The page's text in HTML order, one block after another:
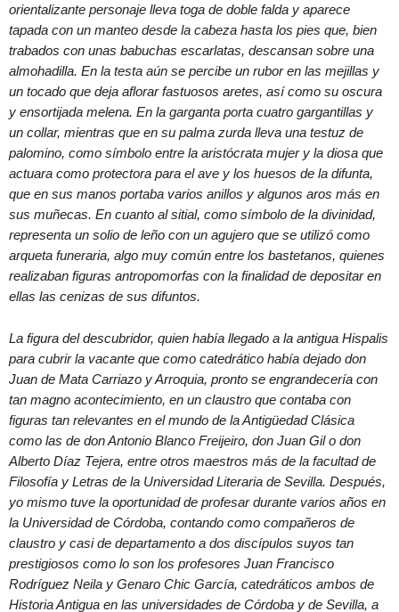
orientalizante personaje lleva toga de doble falda y aparece
tapada con un manteo desde la cabeza hasta los pies que, bien
trabados con unas babuchas escarlatas, descansan sobre una
almohadilla. En la testa aún se percibe un rubor en las mejillas y
un tocado que deja aflorar fastuosos aretes, así como su oscura
y ensortijada melena. En la garganta porta cuatro gargantillas y
un collar, mientras que en su palma zurda lleva una testuz de
palomino, como símbolo entre la aristócrata mujer y la diosa que
actuara como protectora para el ave y los huesos de la difunta,
que en sus manos portaba varios anillos y algunos aros más en
sus muñecas. En cuanto al sitial, como símbolo de la divinidad,
representa un solio de leño con un agujero que se utilizó como
arqueta funeraria, algo muy común entre los bastetanos, quienes
realizaban figuras antropomorfas con la finalidad de depositar en
ellas las cenizas de sus difuntos.
La figura del descubridor, quien había llegado a la antigua Hispalis
para cubrir la vacante que como catedrático había dejado don
Juan de Mata Carriazo y Arroquia, pronto se engrandecería con
tan magno acontecimiento, en un claustro que contaba con
figuras tan relevantes en el mundo de la Antigüedad Clásica
como las de don Antonio Blanco Freijeiro, don Juan Gil o don
Alberto Díaz Tejera, entre otros maestros más de la facultad de
Filosofía y Letras de la Universidad Literaria de Sevilla. Después,
yo mismo tuve la oportunidad de profesar durante varios años en
la Universidad de Córdoba, contando como compañeros de
claustro y casi de departamento a dos discípulos suyos tan
prestigiosos como lo son los profesores Juan Francisco
Rodríguez Neila y Genaro Chic García, catedráticos ambos de
Historia Antigua en las universidades de Córdoba y de Sevilla, a